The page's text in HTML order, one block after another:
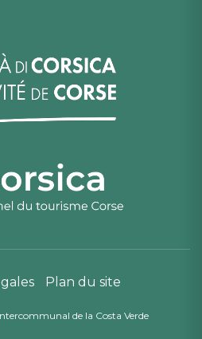
Plan du site
de la Costa Verde